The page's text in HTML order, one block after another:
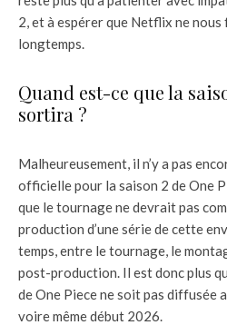
2, et à espérer que Netflix ne
longtemps.
Quand est-ce que la
sortira ?
Malheureusement, il n’y a pas
officielle pour la saison 2 de One
que le tournage ne devrait pas
production d’une série de cette
temps, entre le tournage, le
post-production. Il est donc plus
de One Piece ne soit pas diffusée
voire même début 2026.